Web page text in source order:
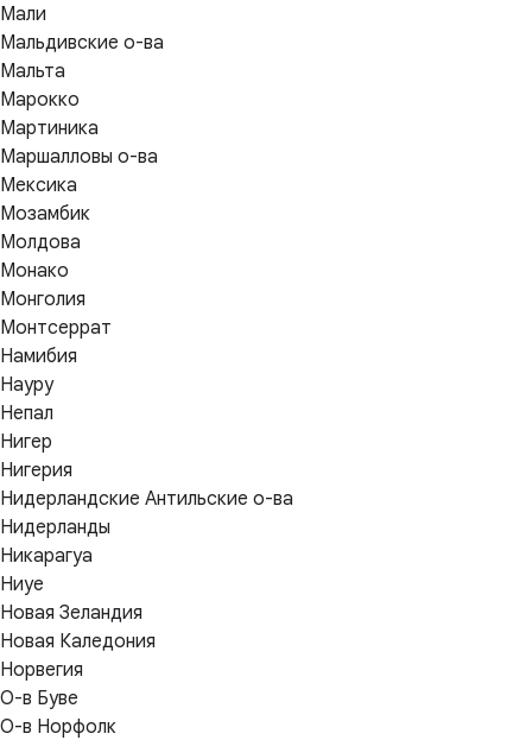
Мали
Мальдивские о-ва
Мальта
Марокко
Мартиника
Маршалловы о-ва
Мексика
Мозамбик
Молдова
Монако
Монголия
Монтсеррат
Намибия
Науру
Непал
Нигер
Нигерия
Нидерландские Антильские о-ва
Нидерланды
Никарагуа
Ниуе
Новая Зеландия
Новая Каледония
Норвегия
О-в Буве
О-в Норфолк